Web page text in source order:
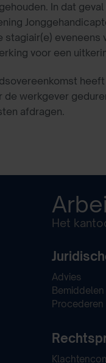
In dat
stagiair(e)
voor een
werkgever
afdragen.
Het
Advies
Bemiddelen
Procederen